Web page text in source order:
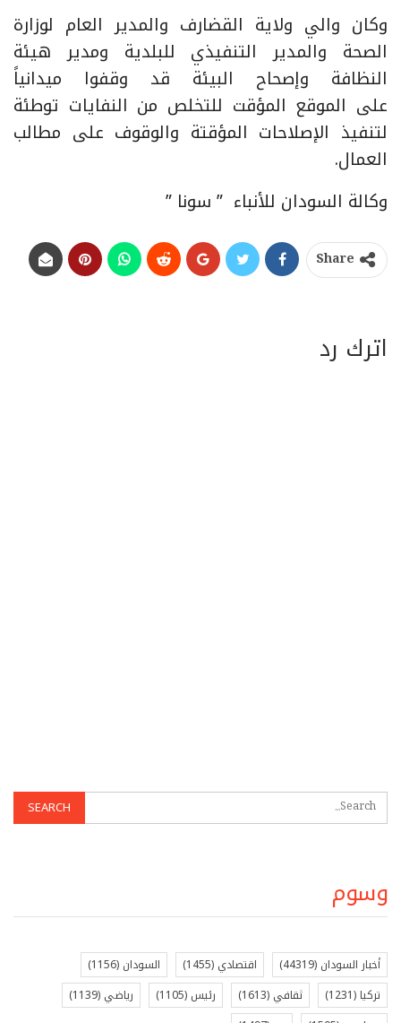
وكان والي ولاية القضارف والمدير العام لوزارة
الصحة والمدير التنفيذي للبلدية ومدير هيئة
النظافة وإصحاح البيئة قد وقفوا ميدانياً
على الموقع المؤقت للتخلص من النفايات توطئة
لتنفيذ الإصلاحات المؤقتة والوقوف على مطالب
العمال.
وكالة السودان للأنباء ” سونا ”
Share
اترك رد
وسوم
أخبار السودان (44319) اقتصادي (1455) السودان (1156)
تركيا (1231) ثقافي (1613) رئيس (1105) رياضي (1139)